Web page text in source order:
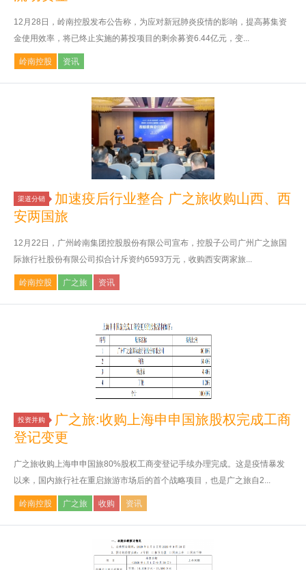
12月28日，岭南控股发布公告称，为应对新冠肺炎疫情的影响，提高募集资
金使用效率，将已终止实施的募投项目的剩余募资6.44亿元，变...
岭南控股 资讯
渠道分销
加速疫后行业整合 广之旅收购山西、西
安两国旅
12月22日，广州岭南集团控股股份有限公司宣布，控股子公司广州广之旅国
际旅行社股份有限公司拟合计斥资约6593万元，收购西安两家旅...
岭南控股 广之旅 资讯
投资并购
广之旅:收购上海申申国旅股权完成工商
登记变更
广之旅收购上海申申国旅80%股权工商变登记手续办理完成。这是疫情暴发
以来，国内旅行社在重启旅游市场后的首个战略项目，也是广之旅自2...
岭南控股 广之旅 收购 资讯